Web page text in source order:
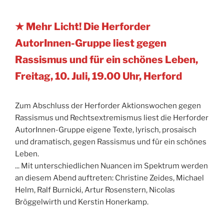
★ Mehr Licht! Die Herforder
AutorInnen-Gruppe liest gegen
Rassismus und für ein schönes Leben,
Freitag, 10. Juli, 19.00 Uhr, Herford
Zum Abschluss der Herforder Aktionswochen gegen
Rassismus und Rechtsextremismus liest die Herforder
AutorInnen-Gruppe eigene Texte, lyrisch, prosaisch
und dramatisch, gegen Rassismus und für ein schönes
Leben.
... Mit unterschiedlichen Nuancen im Spektrum werden
an diesem Abend auftreten: Christine Zeides, Michael
Helm, Ralf Burnicki, Artur Rosenstern, Nicolas
Bröggelwirth und Kerstin Honerkamp.